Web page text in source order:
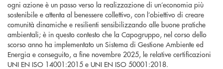
ogni azione è un passo verso la realizzazione di un’economia più
sostenibile e attenta al benessere collettivo, con l’obiettivo di creare
comunità dinamiche e resilienti sensibilizzando alle buone pratiche
ambientali; è in questo contesto che la Capogruppo, nel corso dello
scorso anno ha implementato un Sistema di Gestione Ambiente ed
Energia e conseguito, a fine novembre 2025, le relative certificazioni
UNI EN ISO 14001:2015 e UNI EN ISO 50001:2018.